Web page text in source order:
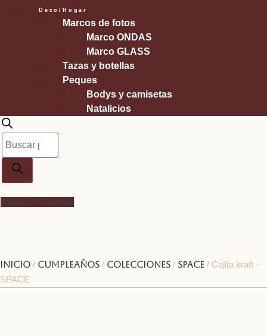
Deco/Hogar
Marcos de fotos
Marco ONDAS
Marco GLASS
Tazas y botellas
Peques
Bodys y camisetas
Natalicios
Búsqueda
de
productos
0,00 € Carrito
Inicio / Cumpleaños / Colecciones / Space / Cajita kraft –
SPACE